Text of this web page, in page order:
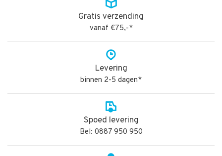
Gratis verzending
vanaf €75,-*
Levering
binnen 2-5 dagen*
Spoed levering
Bel: 0887 950 950